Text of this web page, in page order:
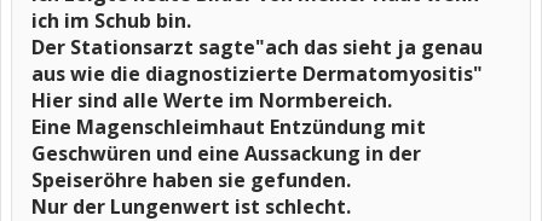
ich im Schub bin.
Der Stationsarzt sagte"ach das sieht ja genau
aus wie die diagnostizierte Dermatomyositis"
Hier sind alle Werte im Normbereich.
Eine Magenschleimhaut Entzündung mit
Geschwüren und eine Aussackung in der
Speiseröhre haben sie gefunden.
Nur der Lungenwert ist schlecht.